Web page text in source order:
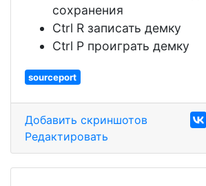
сохранения
Ctrl R записать демку
Ctrl P проиграть демку
sourceport
Добавить скриншотов
Редактировать